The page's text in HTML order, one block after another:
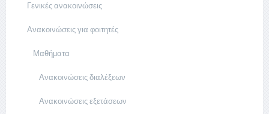
Γενικές ανακοινώσεις
Ανακοινώσεις για φοιτητές
Μαθήματα
Ανακοινώσεις διαλέξεων
Ανακοινώσεις εξετάσεων